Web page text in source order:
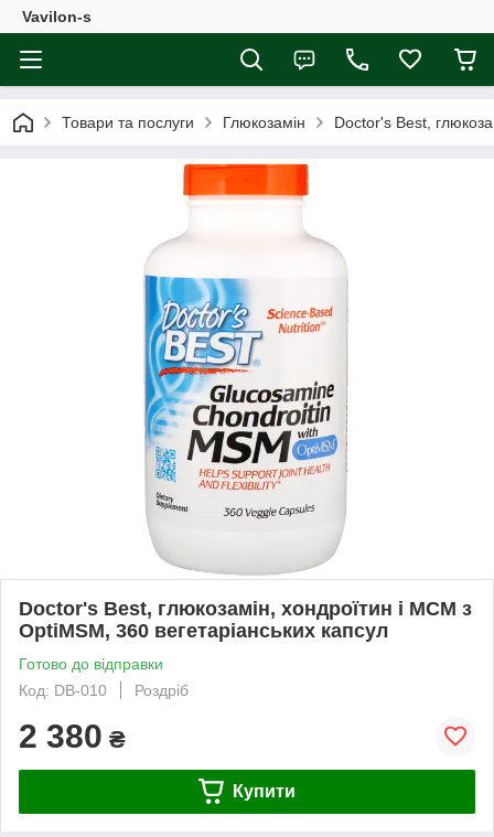
Vavilon-s
Товари та послуги Глюкозамін Doctor's Best,
Doctor's Best, глюкозамін, хондроїтин і МСМ з
OptiMSM, 360 вегетаріанських капсул
Готово до відправки
Код: DB-010
Роздріб
2 380 ₴
Купити